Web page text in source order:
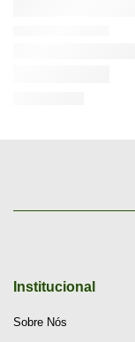
Institucional
Sobre Nós